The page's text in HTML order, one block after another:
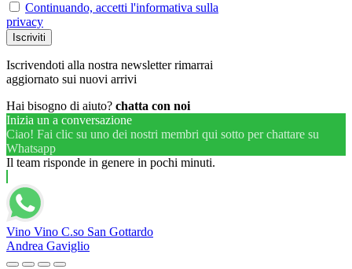
Continuando, accetti l'informativa sulla
privacy
Iscrivendoti alla nostra newsletter rimarrai
aggiornato sui nuovi arrivi
Hai bisogno di aiuto? chatta con noi
Inizia un a conversazione
Ciao! Fai clic su uno dei nostri membri qui sotto per chattare su
Whatsapp
Il team risponde in genere in pochi minuti.
Vino Vino C.so San Gottardo
Andrea Gaviglio